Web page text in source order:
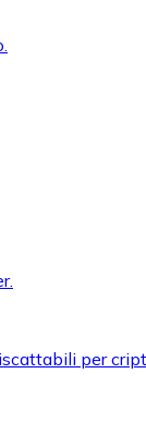
per